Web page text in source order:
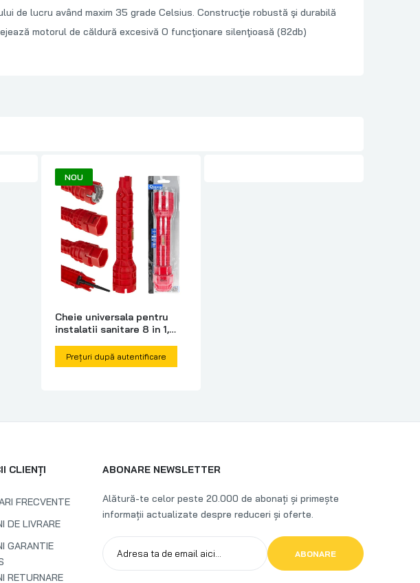
de lucru având maxim 35 grade Celsius. Construcţie robustă şi durabilă
motorul de căldură excesivă O funcţionare silenţioasă (82db)
NOU
Cheie universala pentru
instalatii sanitare 8 in 1,
Prețuri după autentificare
CLIENȚI
FRECVENTE
DE LIVRARE
GARANTIE
RETURNARE
ABONARE NEWSLETTER
Alătură-te celor peste 20.000 de abonați și primește
informații actualizate despre reduceri și oferte.
ABONARE